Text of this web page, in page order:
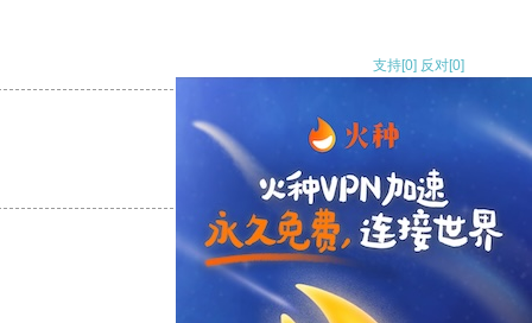
支持[0] 反对[0]
支持[0] 反对
支持